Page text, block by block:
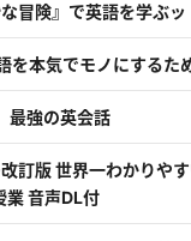
冒険』で英語を学ぶッ
を本気でモノにするた
最強の英会話
訂版 世界一わかりや
業 音声DL付